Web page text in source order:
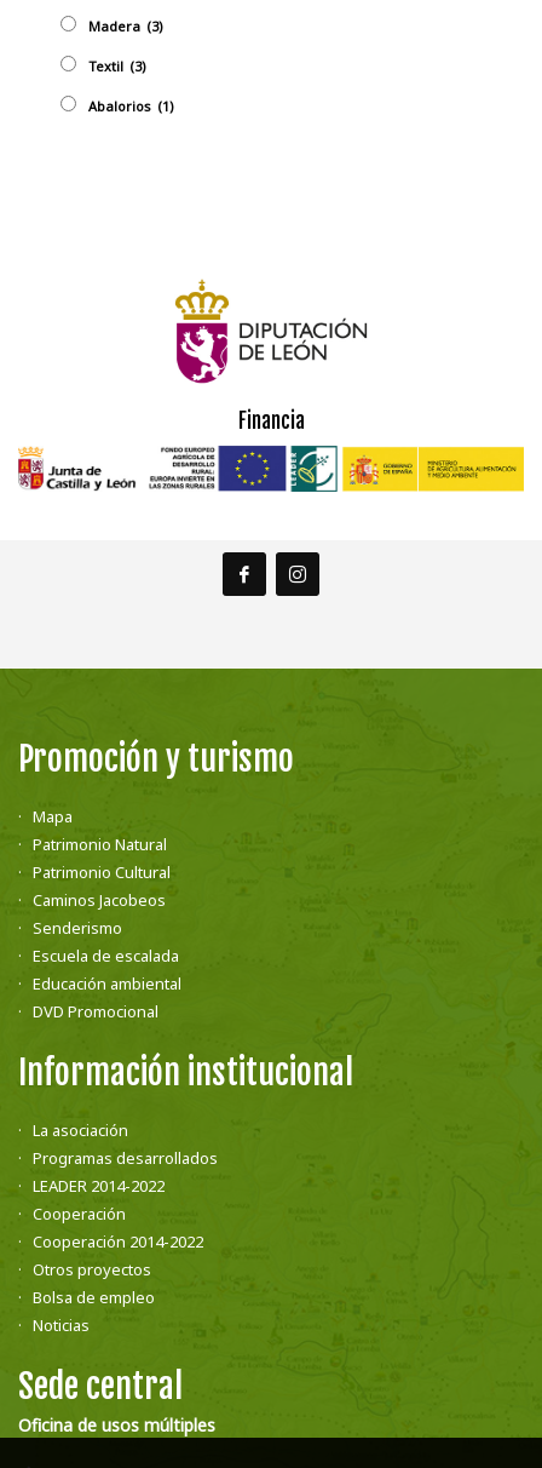
Madera (3)
Textil (3)
Abalorios (1)
Financia
Promoción y turismo
Mapa
Patrimonio Natural
Patrimonio Cultural
Caminos Jacobeos
Senderismo
Escuela de escalada
Educación ambiental
DVD Promocional
Información institucional
La asociación
Programas desarrollados
LEADER 2014-2022
Cooperación
Cooperación 2014-2022
Otros proyectos
Bolsa de empleo
Noticias
Sede central
Oficina de usos múltiples